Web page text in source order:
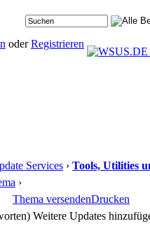
oderRegistrieren
Services › Tools, Utilities
›
Thema versendenDrucken
Weitere Updates